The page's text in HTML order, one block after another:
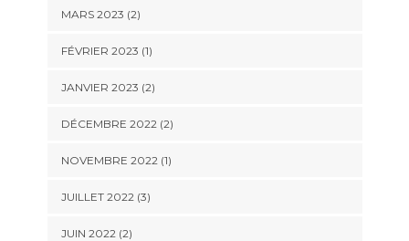
MARS 2023 (2)
FÉVRIER 2023 (1)
JANVIER 2023 (2)
DÉCEMBRE 2022(2)
NOVEMBRE 2022(1)
JUILLET 2022(3)
JUIN 2022(2)